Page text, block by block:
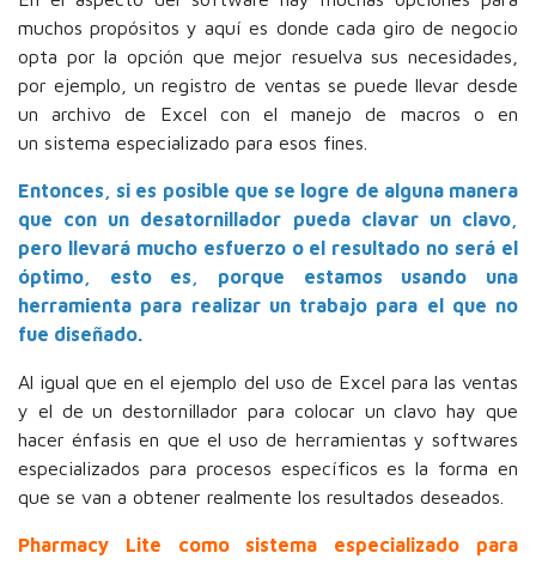
muchos propósitos y aquí es donde cada giro de negocio
opta por la opción que mejor resuelva sus necesidades,
por ejemplo, un registro de ventas se puede llevar desde
un archivo de Excel con el manejo de macros o en
un sistema especializado para esos fines.
Entonces, si es posible que se logre de alguna manera
que con un desatornillador pueda clavar un clavo,
pero llevará mucho esfuerzo o el resultado no será el
óptimo, esto es, porque estamos usando una
herramienta para realizar un trabajo para el que no
fue diseñado.
Al igual que en el ejemplo del uso de Excel para las ventas
y el de un destornillador para colocar un clavo hay que
hacer énfasis en que el uso de herramientas y softwares
especializados para procesos específicos es la forma en
que se van a obtener realmente los resultados deseados.
Pharmacy Lite como sistema especializado para